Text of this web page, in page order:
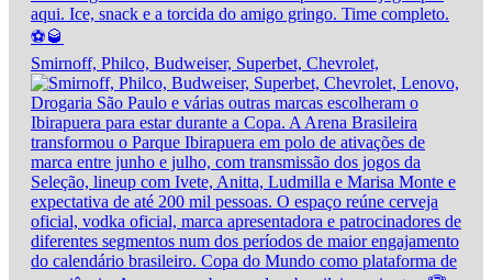
Smirnoff, Philco, Budweiser, Superbet, Chevrolet,